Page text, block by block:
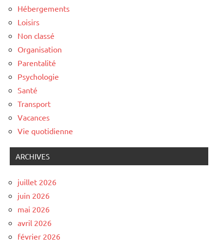
Hébergements
Loisirs
Non classé
Organisation
Parentalité
Psychologie
Santé
Transport
Vacances
Vie quotidienne
ARCHIVES
juillet 2026
juin 2026
mai 2026
avril 2026
février 2026